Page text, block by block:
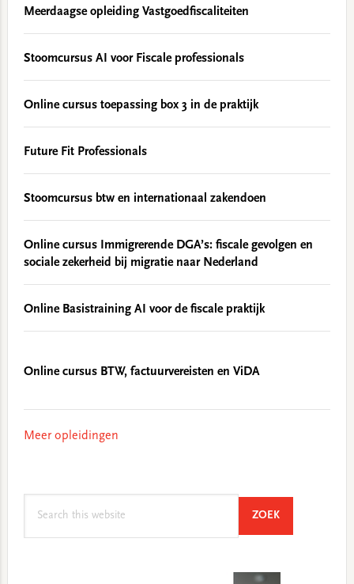
Meerdaagse opleiding Vastgoedfiscaliteiten
Stoomcursus AI voor Fiscale professionals
Online cursus toepassing box 3 in de praktijk
Future Fit Professionals
Stoomcursus btw en internationaal zakendoen
Online cursus Immigrerende DGA’s: fiscale gevolgen en
sociale zekerheid bij migratie naar Nederland
Online Basistraining AI voor de fiscale praktijk
Online cursus BTW, factuurvereisten en ViDA
Meer opleidingen
ZOEKSEARCH